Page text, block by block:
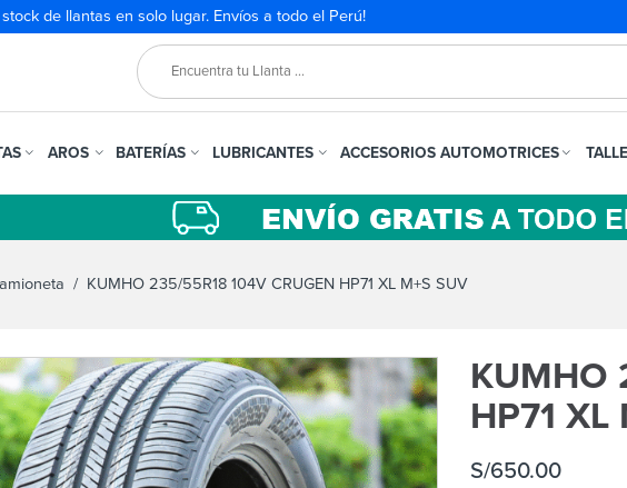
de llantas en solo lugar. Envíos a todo el Perú!
AROS BATERÍAS LUBRICANTES ACCESORIOS AUTOMOTRICES
/ KUMHO 235/55R18 104V CRUGEN HP71 XL M+S SUV
KUMHO
HP71 XL
S/650.00